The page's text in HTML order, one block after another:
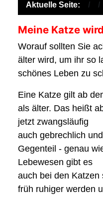
Aktuelle Seite:
Meine Katze
Worauf sollten Sie
älter wird, um ihr so
schönes Leben zu
Eine Katze gilt ab
als älter. Das heißt
jetzt zwangsläufig
auch gebrechlich
Gegenteil - genau
Lebewesen gibt es
auch bei den
früh ruhiger werden